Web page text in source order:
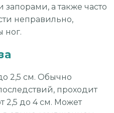
а также часто
неправильно,
ног.
2,5 см. Обычно
проходит
2,5 до 4 см. Может